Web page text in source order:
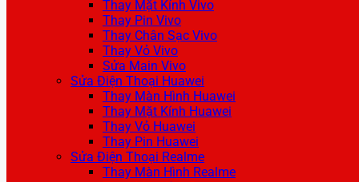
Thay Mặt Kính Vivo
Thay Pin Vivo
Thay Chân Sạc Vivo
Thay Vỏ Vivo
Sửa Main Vivo
Sửa Điện Thoại Huawei
Thay Màn Hình Huawei
Thay Mặt Kính Huawei
Thay Vỏ Huawei
Thay Pin Huawei
Sửa Điện Thoại Realme
Thay Màn Hình Realme